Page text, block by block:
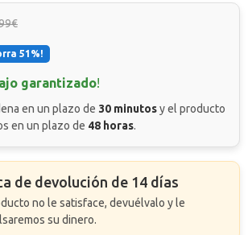
51%!
garantizado!
en un plazo de 30 minutosy el producto
en un plazo de 48 horas.
de devolución de 14 días
no le satisface, devuélvalo y le
su dinero.